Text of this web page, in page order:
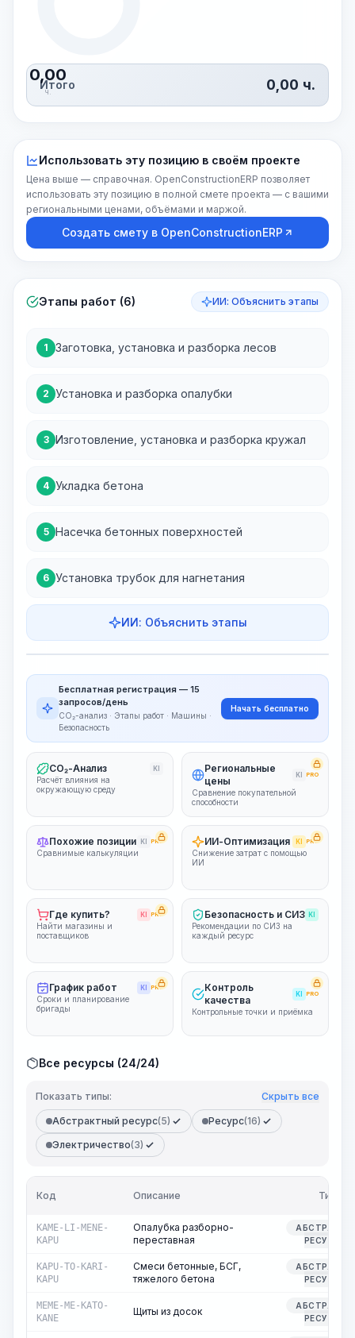
0,00
ч.
Итого 0,00 ч.
Использовать эту позицию в своём проекте
Цена выше — справочная. OpenConstructionERP позволяет
использовать эту позицию в полной смете проекта — с вашими
региональными ценами, объёмами и маржой.
Создать смету в OpenConstructionERP
Этапы работ (6) ИИ: Объяснить этапы
1 Заготовка, установка и разборка лесов
2 Установка и разборка опалубки
3 Изготовление, установка и разборка кружал
4 Укладка бетона
5 Насечка бетонных поверхностей
6 Установка трубок для нагнетания
ИИ: Объяснить этапы
Этапы работ
~15-30 Sek.
Бесплатная регистрация — 15
запросов/день
CO₂-анализ · Этапы работ · Машины ·
Безопасность
Начать бесплатно
CO₂-Анализ KI
Расчёт влияния на
окружающую среду
Региональные
цены
KI PRO
Сравнение покупательной
способности
Похожие позиции KI PRO
Сравнимые калькуляции
ИИ-Оптимизация KI PRO
Снижение затрат с помощью
ИИ
Где купить? KI PRO
Найти магазины и
поставщиков
Безопасность и СИЗ KI
Рекомендации по СИЗ на
каждый ресурс
График работ KI PRO
Сроки и планирование
бригады
Контроль
качества
KI PRO
Контрольные точки и приёмка
Все ресурсы (24/24)
Показать типы: Скрыть все
Абстрактный ресурс(5) Ресурс(16)
Электричество(3)
Код Описание Тип
KAME-LI-MENE-
KAPU
Опалубка разборно-
переставная
РЕСУРС
KAPU-TO-KARI-
KAPU
Смеси бетонные, БСГ,
тяжелого бетона
РЕСУРС
MEME-ME-KATO-
KANE
Щиты из досок
РЕСУРС